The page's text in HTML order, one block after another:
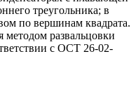
треугольника; в
по вершинам квадрата.
методом развальцовки
с ОСТ 26-02-